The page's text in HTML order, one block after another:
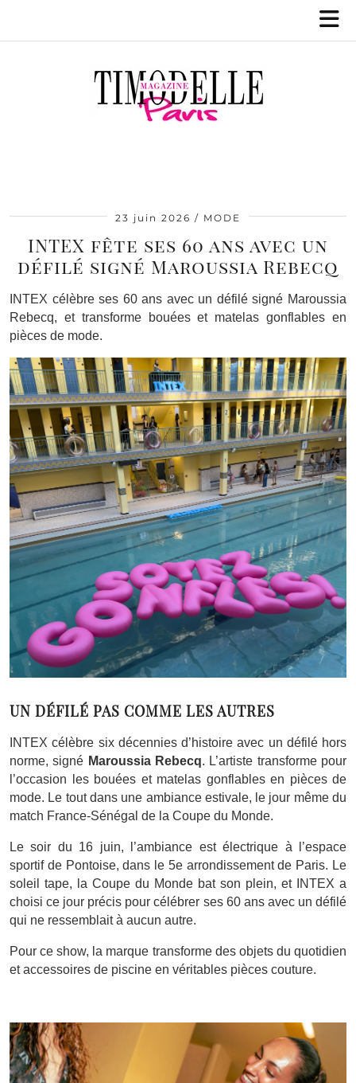
23 juin 2026 MODE
INTEX fête ses 60 ans avec un
défilé signé Maroussia Rebecq
INTEX célèbre ses 60 ans avec un défilé signé Maroussia
Rebecq, et transforme bouées et matelas gonflables en
pièces de mode.
UN DÉFILÉ PAS COMME LES AUTRES
INTEX célèbre six décennies d’histoire avec un défilé hors
norme, signé Maroussia Rebecq. L’artiste transforme pour
l’occasion les bouées et matelas gonflables en pièces de
mode. Le tout dans une ambiance estivale, le jour même du
match France-Sénégal de la Coupe du Monde.
Le soir du 16 juin, l’ambiance est électrique à l’espace
sportif de Pontoise, dans le 5e arrondissement de Paris. Le
soleil tape, la Coupe du Monde bat son plein, et INTEX a
choisi ce jour précis pour célébrer ses 60 ans avec un défilé
qui ne ressemblait à aucun autre.
Pour ce show, la marque transforme des objets du quotidien
et accessoires de piscine en véritables pièces couture.